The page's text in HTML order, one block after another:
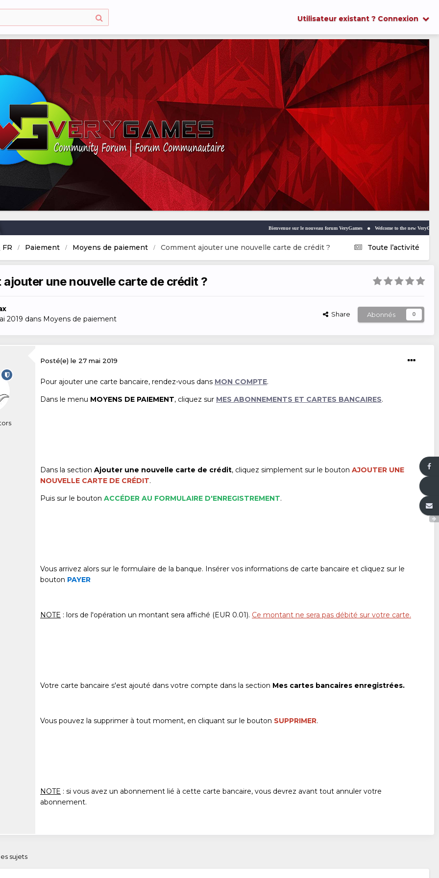
Utilisateur existant ? Connexion
Bienvenue sur le nouveau forum VeryGames Welcome to the new VeryGames forum
Toute l’activité
FR Paiement Moyens de paiement Comment ajouter une nouvelle carte de crédit ?
ajouter une nouvelle carte de crédit ?
2019 dans Moyens de paiement
Share Abonnés 0
Posté(e) le 27 mai 2019
Pour ajouter une carte bancaire, rendez-vous dans MON COMPTE.
Dans le menu MOYENS DE PAIEMENT, cliquez sur MES ABONNEMENTS ET CARTES BANCAIRES.
Dans la section Ajouter une nouvelle carte de crédit, cliquez simplement sur le bouton AJOUTER UNE
NOUVELLE CARTE DE CRÉDIT.
Puis sur le bouton ACCÉDER AU FORMULAIRE D'ENREGISTREMENT.
Vous arrivez alors sur le formulaire de la banque. Insérer vos informations de carte bancaire et cliquez sur le
bouton PAYER
NOTE : lors de l'opération un montant sera affiché (EUR 0.01). Ce montant ne sera pas débité sur votre carte.
Votre carte bancaire s'est ajouté dans votre compte dans la section Mes cartes bancaires enregistrées.
Vous pouvez la supprimer à tout moment, en cliquant sur le bouton SUPPRIMER.
NOTE : si vous avez un abonnement lié à cette carte bancaire, vous devrez avant tout annuler votre
abonnement.
sujets